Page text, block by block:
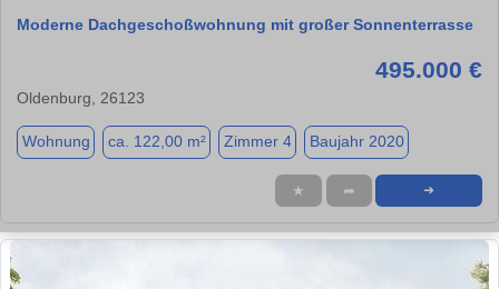
Moderne Dachgeschoßwohnung mit großer Sonnenterrasse
495.000 €
Oldenburg, 26123
Wohnung ca. 122,00 m² Zimmer 4 Baujahr 2020
★ ➦ ➜